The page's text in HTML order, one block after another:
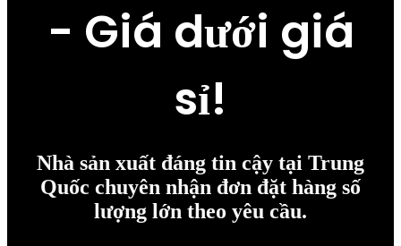
- Giá dưới giá
sỉ!
Nhà sản xuất đáng tin cậy tại Trung
Quốc chuyên nhận đơn đặt hàng số
lượng lớn theo yêu cầu.